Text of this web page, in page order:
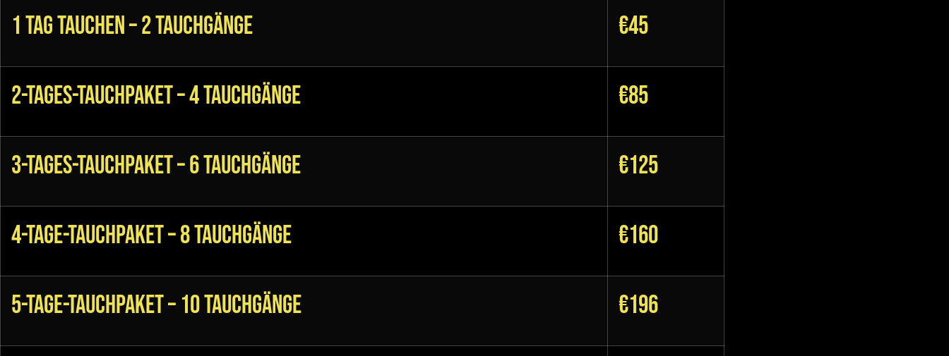
1 Tag Tauchen – 2 Tauchgänge €45
2-Tages-Tauchpaket – 4 Tauchgänge €85
3-Tages-Tauchpaket – 6 Tauchgänge €125
4-Tage-Tauchpaket – 8 Tauchgänge €160
5-Tage-Tauchpaket – 10 Tauchgänge €196